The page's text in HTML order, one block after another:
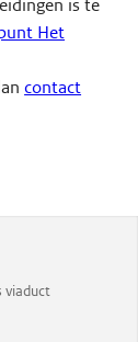
is te
Het
contact
viaduct